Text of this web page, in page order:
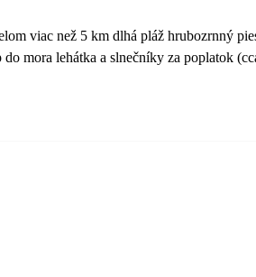
viac než 5 km dlhá pláž hrubozrnný
mora lehátka a slnečníky za poplatok